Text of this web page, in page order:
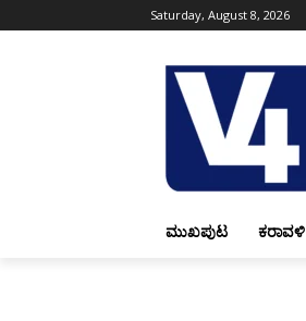
Saturday, August 8, 2026
ಮುಖಪುಟ ಕರಾವಳಿ